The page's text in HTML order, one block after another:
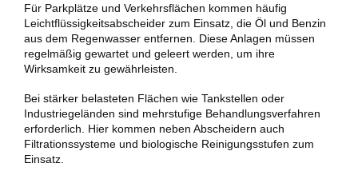
Für Parkplätze und Verkehrsflächen kommen häufig
Leichtflüssigkeitsabscheider zum Einsatz, die Öl und Benzin
aus dem Regenwasser entfernen. Diese Anlagen müssen
regelmäßig gewartet und geleert werden, um ihre
Wirksamkeit zu gewährleisten.
Bei stärker belasteten Flächen wie Tankstellen oder
Industriegeländen sind mehrstufige Behandlungsverfahren
erforderlich. Hier kommen neben Abscheidern auch
Filtrationssysteme und biologische Reinigungsstufen zum
Einsatz.